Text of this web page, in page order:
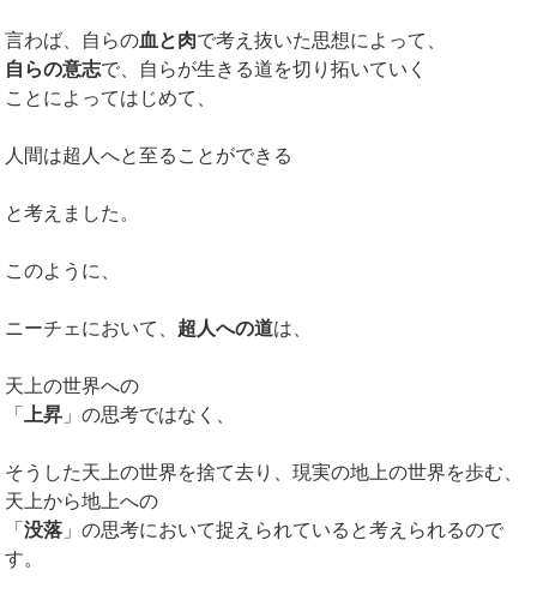
言わば、自らの血と肉で考え抜いた思想によって、
自らの意志で、自らが生きる道を切り拓いていく
ことによってはじめて、
人間は超人へと至ることができる
と考えました。
このように、
ニーチェにおいて、 超人への道は、
天上の世界への
「上昇 」の思考ではなく、
そうした天上の世界を捨て去り、現実の地上の世界を歩む、
天上から地上への
「没落 」の思考において捉えられていると考えられるので
す。